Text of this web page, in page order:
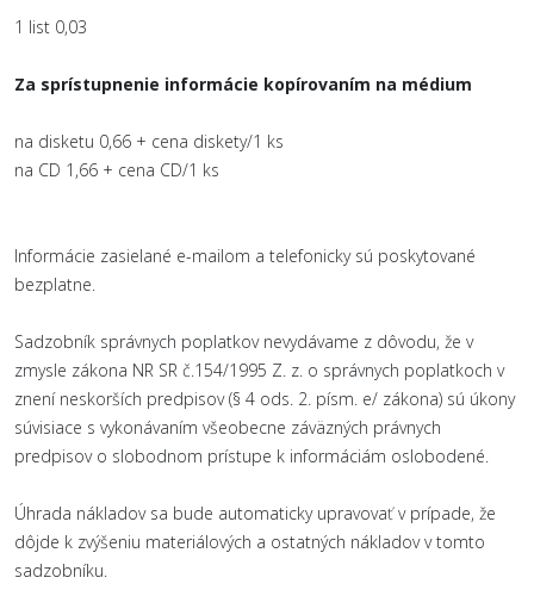
1 list 0,03
Za sprístupnenie informácie kopírovaním na médium
na disketu 0,66 + cena diskety/1 ks
na CD 1,66 + cena CD/1 ks
Informácie zasielané e-mailom a telefonicky sú poskytované
bezplatne.
Sadzobník správnych poplatkov nevydávame z dôvodu, že v
zmysle zákona NR SR č.154/1995 Z. z. o správnych poplatkoch v
znení neskorších predpisov (§ 4 ods. 2. písm. e/ zákona) sú úkony
súvisiace s vykonávaním všeobecne záväzných právnych
predpisov o slobodnom prístupe k informáciám oslobodené.
Úhrada nákladov sa bude automaticky upravovať v prípade, že
dôjde k zvýšeniu materiálových a ostatných nákladov v tomto
sadzobníku.